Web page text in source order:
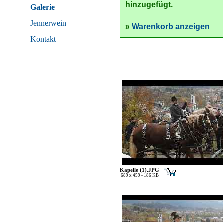
Galerie
Jennerwein
Kontakt
hinzugefügt.
» Warenkorb anzeigen
Kapelle (1).JPG
689 x 459 - 186 KB